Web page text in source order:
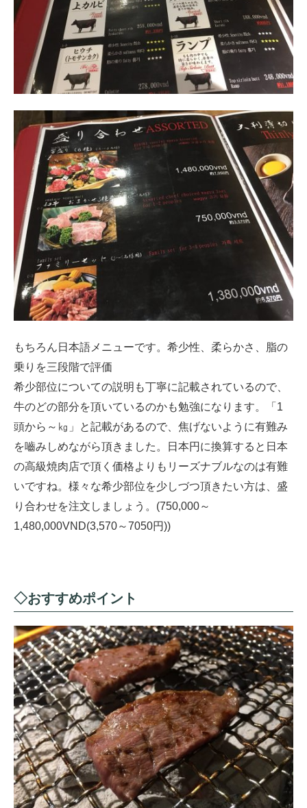
もちろん日本語メニューです。希少性、柔らかさ、脂の
乗りを三段階で評価
希少部位についての説明も丁寧に記載されているので、
牛のどの部分を頂いているのかも勉強になります。「1
頭から～㎏」と記載があるので、焦げないように有難み
を嚙みしめながら頂きました。日本円に換算すると日本
の高級焼肉店で頂く価格よりもリーズナブルなのは有難
いですね。様々な希少部位を少しづつ頂きたい方は、盛
り合わせを注文しましょう。(750,000～
1,480,000VND(3,570～7050円))
◇おすすめポイント